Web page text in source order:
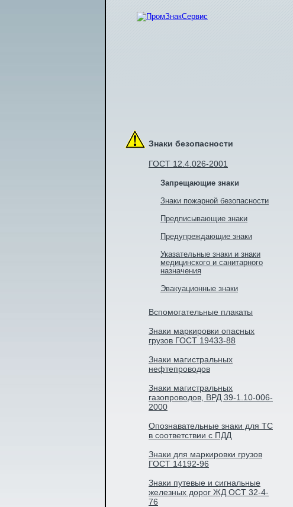
Знаки безопасности
ГОСТ 12.4.026-2001
Запрещающие знаки
Знаки пожарной безопасности
Предписывающие знаки
Предупреждающие знаки
Указательные знаки и знаки
медицинского и санитарного
назначения
Эвакуационные знаки
Вспомогательные плакаты
Знаки маркировки опасных
грузов ГОСТ 19433-88
Знаки магистральных
нефтепроводов
Знаки магистральных
газопроводов, ВРД 39-1.10-006-
2000
Опознавательные знаки для ТС
в соответствии с ПДД
Знаки для маркировки грузов
ГОСТ 14192-96
Знаки путевые и сигнальные
железных дорог ЖД ОСТ 32-4-
76